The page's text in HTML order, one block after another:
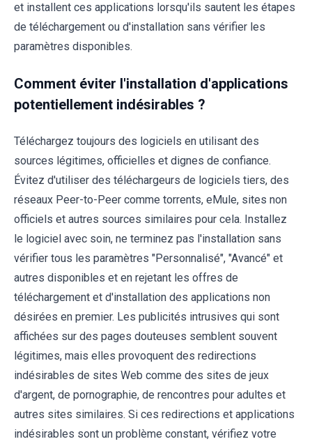
et installent ces applications lorsqu'ils sautent les étapes
de téléchargement ou d'installation sans vérifier les
paramètres disponibles.
Comment éviter l'installation d'applications
potentiellement indésirables ?
Téléchargez toujours des logiciels en utilisant des
sources légitimes, officielles et dignes de confiance.
Évitez d'utiliser des téléchargeurs de logiciels tiers, des
réseaux Peer-to-Peer comme torrents, eMule, sites non
officiels et autres sources similaires pour cela. Installez
le logiciel avec soin, ne terminez pas l'installation sans
vérifier tous les paramètres "Personnalisé", "Avancé" et
autres disponibles et en rejetant les offres de
téléchargement et d'installation des applications non
désirées en premier. Les publicités intrusives qui sont
affichées sur des pages douteuses semblent souvent
légitimes, mais elles provoquent des redirections
indésirables de sites Web comme des sites de jeux
d'argent, de pornographie, de rencontres pour adultes et
autres sites similaires. Si ces redirections et applications
indésirables sont un problème constant, vérifiez votre